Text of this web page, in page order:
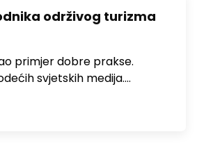
održivog turizma
primjer dobre prakse.
svjetskih medija.…